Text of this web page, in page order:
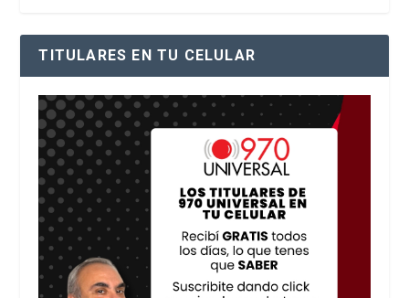
TITULARES EN TU CELULAR